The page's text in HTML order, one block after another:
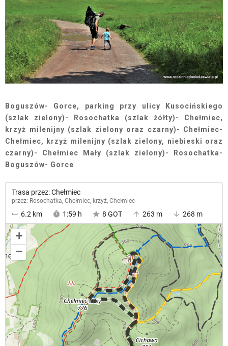
Boguszów- Gorce, parking przy ulicy Kusocińskiego
(szlak zielony)- Rosochatka (szlak żółty)- Chełmiec,
krzyż milenijny (szlak zielony oraz czarny)- Chełmiec-
Chełmiec, krzyż milenijny (szlak zielony, niebieski oraz
czarny)- Chełmiec Mały (szlak zielony)- Rosochatka-
Boguszów- Gorce